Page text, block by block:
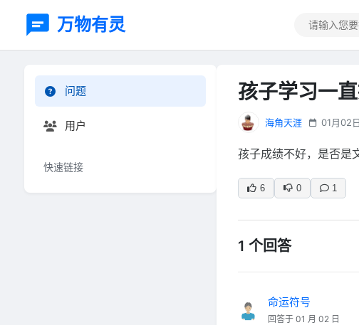
万物有灵
问题
用户
快速链接
孩子学习一
海角天涯 01月02日
孩子成绩不好，是否是
6 0 1
1 个回答
命运符号
回答于 01 月 02 日